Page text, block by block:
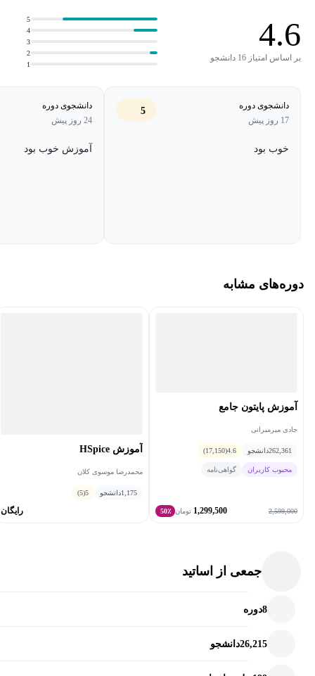
- زهره عزيزي : دانشجوي مقطع كارشناسي مهندسي برق (گرايش
الكترونيك) در دانشگاه صنعتي شريف azizi_zohreh@ee.sharif.edu
مهندسی برق از دانشگاه صنعتی شریف
4.6
بر اساس امتیاز 16 دانشجو
1
2
3
4
5
دانشجوی دوره
17 روز پیش
5
خوب بود
دانشجوی دوره
24 روز پیش
آموزش خوب بود
دوره‌های مشابه
آموزش پایتون جامع
جادی میرمیرانی
262,361دانشجو 4.6
(17,150)
محبوب کاربران گواهی‌نامه
2,599,000
1,299,500 تومان 50٪
آموزش HSpice
محمدرضا موسوی کلان
1,175دانشجو 5
(5)
رایگان
جمعی از اساتید
8دوره
26,215دانشجو